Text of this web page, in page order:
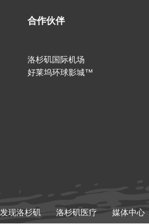
合作伙伴
洛杉矶国际机场
好莱坞环球影城™
发现洛杉矶 洛杉矶医疗 媒体中心